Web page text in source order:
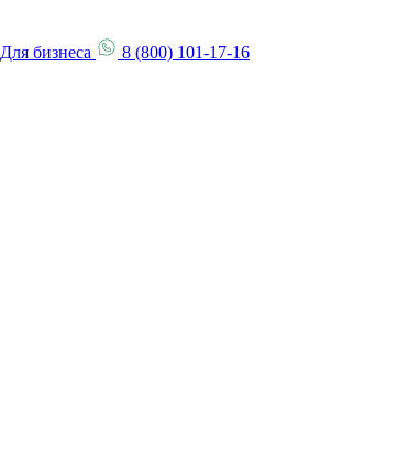
Для бизнеса 8 (800) 101-17-16